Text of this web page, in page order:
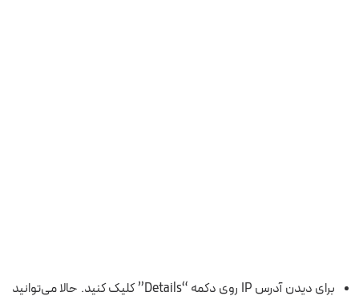
برای دیدن آدرس IP روی دکمه “Details” کلیک کنید. حالا می‌توانید